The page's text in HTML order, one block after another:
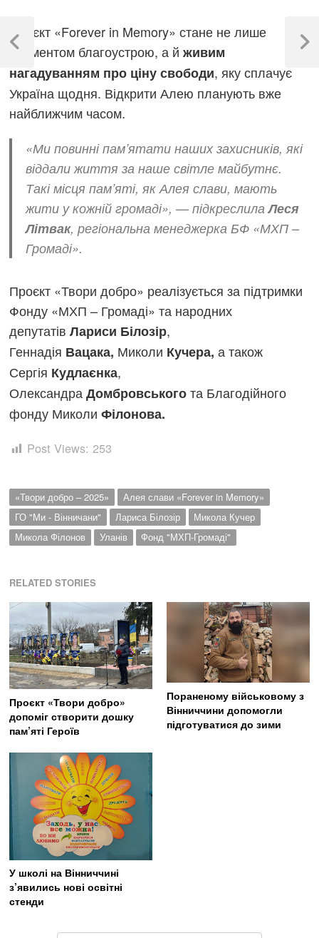
Проєкт «Forever in Memory» стане не лише
елементом благоустрою, а йживим
нагадуванням про ціну свободи, яку сплачує
Україна щодня. Відкрити Алею планують вже
найближчим часом.
«Ми повинні пам’ятати наших захисників, які
віддали життя за наше світле майбутнє.
Такі місця пам’яті, як Алея слави, мають
жити у кожній громаді», — підкреслилаЛеся
Літвак, регіональна менеджерка БФ «МХП –
Громаді».
Проєкт «Твори добро» реалізується за підтримки
Фонду «МХП – Громаді» та народних
депутатівЛариси Білозір,
Геннадія Вацака, Миколи Кучера, а також
Сергія Кудлаєнка,
ОлександраДомбровськогота Благодійного
фонду МиколиФілонова.
Post Views: 253
«Твори добро – 2025»
Алея слави «Forever in Memory»
ГО "Ми - Вінничани"
Лариса Білозір
Микола Кучер
Микола Філонов
Уланів Фонд "МХП-Громаді"
RELATED STORIES
Проєкт «Твори добро»
допоміг створити дошку
пам’яті Героїв
Пораненому військовому з
Вінниччини допомогли
підготуватися до зими
У школі на Вінниччині
з’явились нові освітні
стенди
Навігація
записів
Previous
Next